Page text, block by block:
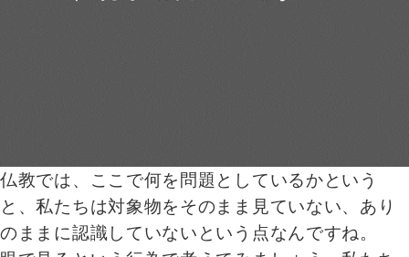
仏教では、ここで何を問題としているかという
と、私たちは対象物をそのまま見ていない、あり
のままに認識していないという点なんですね。